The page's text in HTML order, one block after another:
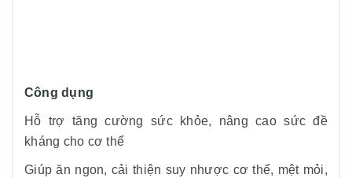
Công dụng
Hỗ trợ tăng cường sức khỏe, nâng cao sức đề
kháng cho cơ thể
Giúp ăn ngon, cải thiện suy nhược cơ thể, mệt mỏi,